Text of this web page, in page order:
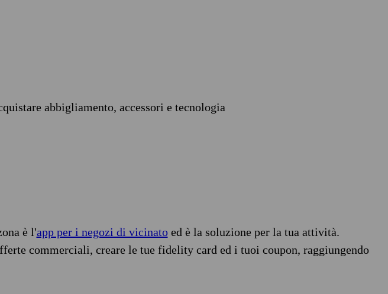
abbigliamento, accessori e tecnologia
è l'app per i negozi di vicinatoed è la soluzione per la tua attività.
commerciali, creare le tue fidelity card ed i tuoi coupon, raggiungendo